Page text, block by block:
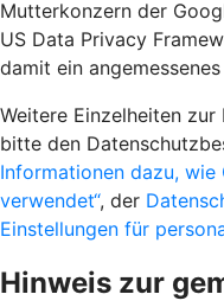
Mutterkonzern der
US Data Privacy
damit ein
Weitere Einzelheiten
bitte den
Informationen dazu,
verwendet“, der
Einstellungen für
Hinweis zur